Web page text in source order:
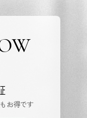
お得です